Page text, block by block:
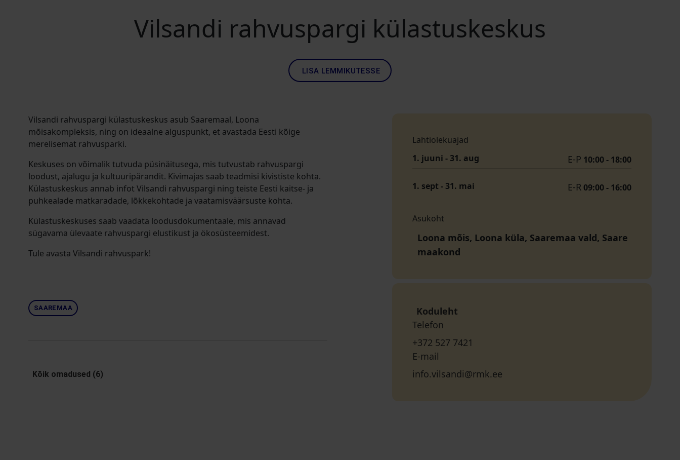
Vilsandi rahvuspargi külastuskeskus
LISA LEMMIKUTESSE
Vilsandi rahvuspargi külastuskeskus asub Saaremaal, Loona
mõisakompleksis, ning on ideaalne alguspunkt, et avastada Eesti kõige
merelisemat rahvusparki.
Keskuses on võimalik tutvuda püsinäitusega, mis tutvustab rahvuspargi
loodust, ajalugu ja kultuuripärandit. Kivimajas saab teadmisi kivististe kohta.
Külastuskeskus annab infot Vilsandi rahvuspargi ning teiste Eesti kaitse- ja
puhkealade matkaradade, lõkkekohtade ja vaatamisväärsuste kohta.
Külastuskeskuses saab vaadata loodusdokumentaale, mis annavad
sügavama ülevaate rahvuspargi elustikust ja ökosüsteemidest.
Tule avasta Vilsandi rahvuspark!
SAAREMAA
Kõik omadused (6)
Lahtiolekuajad
1. juuni - 31. aug
E-P 10:00 - 18:00
1. sept - 31. mai E-R 09:00 - 16:00
Asukoht
Loona mõis, Loona küla, Saaremaa vald, Saare
maakond
Koduleht
Telefon
+372 527 7421
E-mail
info.vilsandi@rmk.ee